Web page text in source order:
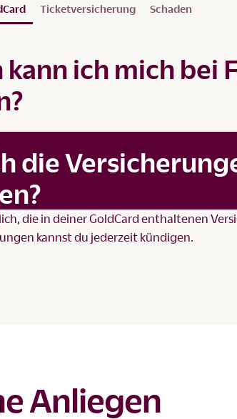
Ticketversicherung Schaden
kann ich mich bei
die
die in deiner GoldCard enthaltenen
kannst du jederzeit kündigen.
Anliegen